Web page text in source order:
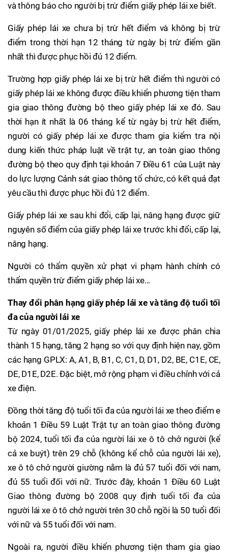
và thông báo cho người bị trừ điểm giấy phép lái xe biết.
Giấy phép lái xe chưa bị trừ hết điểm và không bị trừ
điểm trong thời hạn 12 tháng từ ngày bị trừ điểm gần
nhất thì được phục hồi đủ 12 điểm.
Trường hợp giấy phép lái xe bị trừ hết điểm thì người có
giấy phép lái xe không được điều khiển phương tiện tham
gia giao thông đường bộ theo giấy phép lái xe đó. Sau
thời hạn ít nhất là 06 tháng kể từ ngày bị trừ hết điểm,
người có giấy phép lái xe được tham gia kiểm tra nội
dung kiến thức pháp luật về trật tự, an toàn giao thông
đường bộ theo quy định tại khoản 7 Điều 61 của Luật này
do lực lượng Cảnh sát giao thông tổ chức, có kết quả đạt
yêu cầu thì được phục hồi đủ 12 điểm.
Giấy phép lái xe sau khi đổi, cấp lại, nâng hạng được giữ
nguyên số điểm của giấy phép lái xe trước khi đổi, cấp lại,
nâng hạng.
Người có thẩm quyền xử phạt vi phạm hành chính có
thẩm quyền trừ điểm giấy phép lái xe...
Thay đổi phân hạng giấy phép lái xe và tăng độ tuổi tối
đa của người lái xe
Từ ngày 01/01/2025, giấy phép lái xe được phân chia
thành 15 hạng, tăng 2 hạng so với quy định hiện nay, gồm
các hạng GPLX: A, A1, B, B1, C, C1, D, D1, D2, BE, C1E, CE,
DE, D1E, D2E. Đặc biệt, mở rộng phạm vi điều chỉnh với cả
xe điện.
Đồng thời tăng độ tuổi tối đa của người lái xe theo điểm e
khoản 1 Điều 59 Luật Trật tự an toàn giao thông đường
bộ 2024, tuổi tối đa của người lái xe ô tô chở người (kể
cả xe buýt) trên 29 chỗ (không kể chỗ của người lái xe),
xe ô tô chở người giường nằm là đủ 57 tuổi đối với nam,
đủ 55 tuổi đối với nữ. Trước đây, khoản 1 Điều 60 Luật
Giao thông đường bộ 2008 quy định tuổi tối đa của
người lái xe ô tô chở người trên 30 chỗ ngồi là 50 tuổi đối
với nữ và 55 tuổi đối với nam.
Ngoài ra, người điều khiển phương tiện tham gia giao